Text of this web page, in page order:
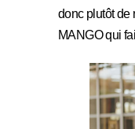
donc plutôt de
MANGO qui